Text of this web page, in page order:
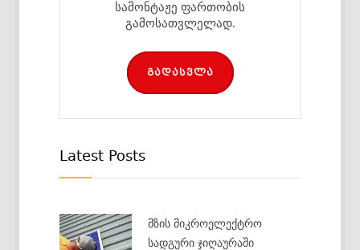
სამონტაჟე ფართობის
გამოსათვლელად.
გადასვლა
Latest Posts
მზის მიკროელექტრო
სადგური ჯიღაურაში